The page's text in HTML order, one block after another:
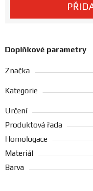
Doplňkové parametry
Značka
Kategorie
Určení
Produktová řada
Homologace
Materiál
Barva